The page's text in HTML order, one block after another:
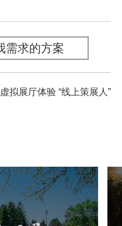
需求的方案
拟展厅体验 “线上策展人”